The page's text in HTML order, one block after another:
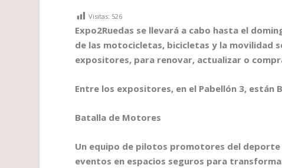
Visitas: 526
Expo2Ruedas se llevará a cabo hasta el
de las motocicletas, bicicletas y la movilidad
expositores, para renovar, actualizar o
Entre los expositores, en el Pabellón 3, están
Batalla de Motores
Un equipo de pilotos promotores del
eventos en espacios seguros para